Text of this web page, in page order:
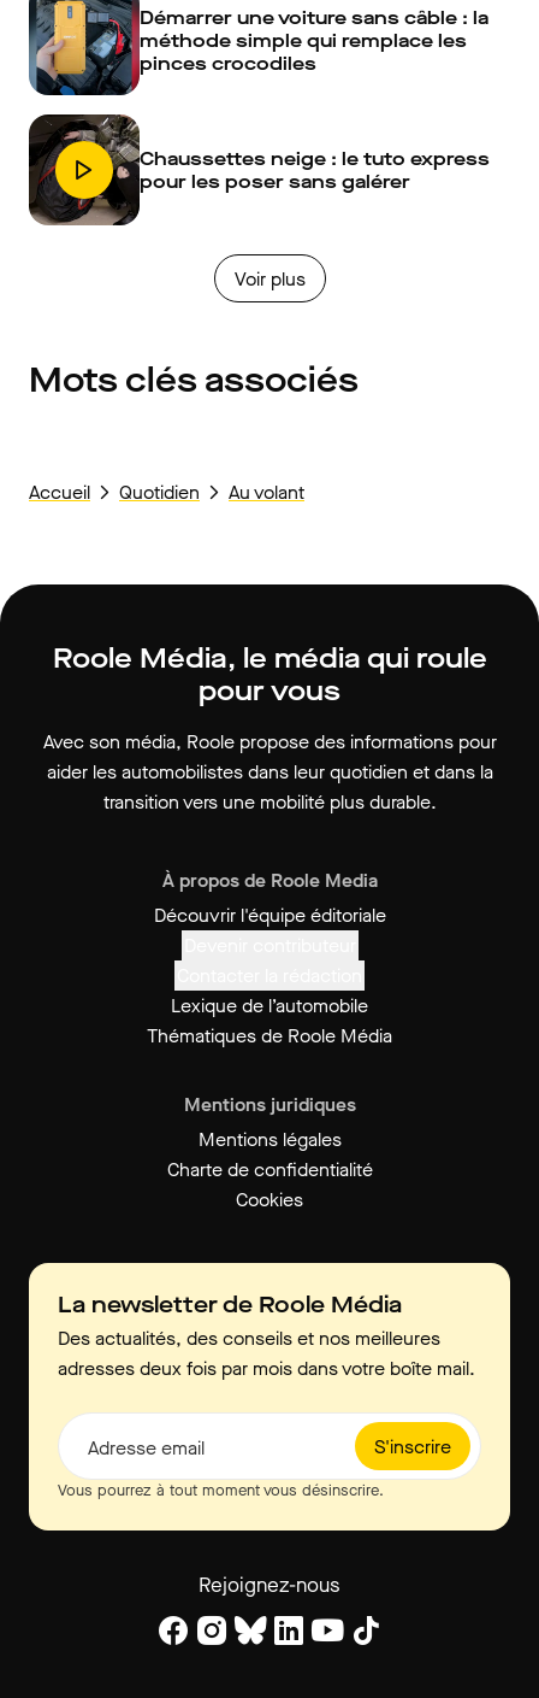
Démarrer une voiture sans câble : la
méthode simple qui remplace les
pinces crocodiles
Chaussettes neige : le tuto express
pour les poser sans galérer
Voir plus
Mots clés associés
Accueil Quotidien Au volant
Roole Média, le média qui roule
pour vous
Avec son média, Roole propose des informations pour
aider les automobilistes dans leur quotidien et dans la
transition vers une mobilité plus durable.
À propos de Roole Media
Découvrir l'équipe éditoriale
Lexique de l’automobile
Thématiques de Roole Média
Mentions juridiques
Mentions légales
Charte de confidentialité
Cookies
La newsletter de Roole Média
Des actualités, des conseils et nos meilleures
adresses deux fois par mois dans votre boîte mail.
S'inscrire
Adresse email
Vous pourrez à tout moment vous désinscrire.
Rejoignez-nous